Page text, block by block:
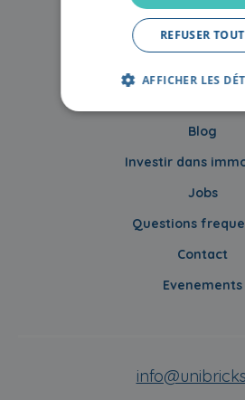
Blog
Investir dans
Jobs
Questions
Contact
Evenements
REFUSER TOUT
AFFICHER LES